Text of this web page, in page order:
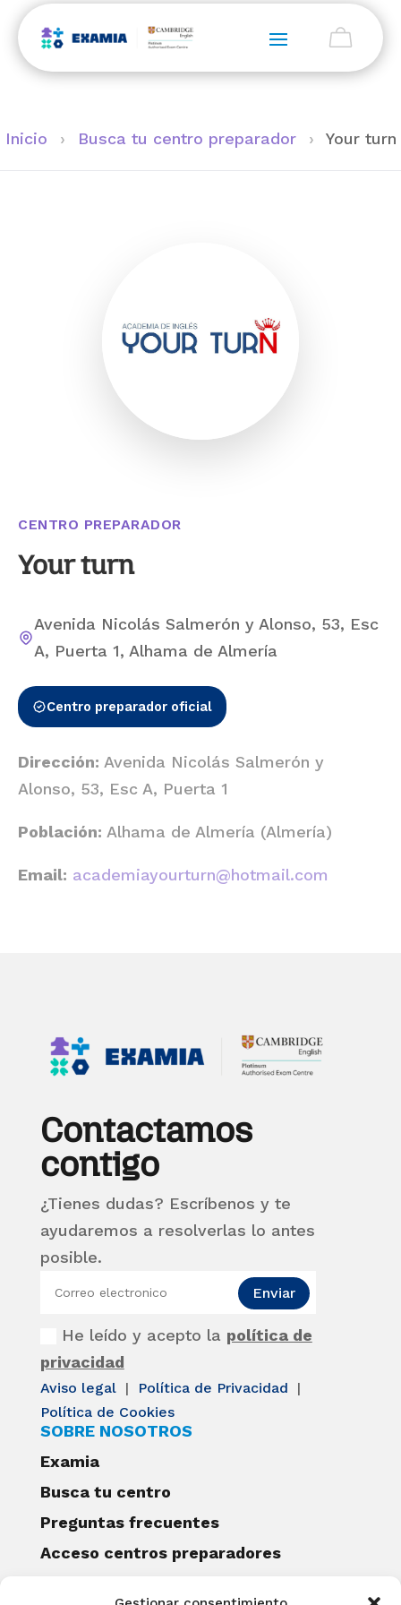
Inicio › Busca tu centro preparador › Your turn
CENTRO PREPARADOR
Your turn
Avenida Nicolás Salmerón y Alonso, 53, Esc
A, Puerta 1, Alhama de Almería
Centro preparador oficial
Dirección: Avenida Nicolás Salmerón y
Alonso, 53, Esc A, Puerta 1
Población: Alhama de Almería (Almería)
Email: academiayourturn@hotmail.com
Contactamos
contigo
¿Tienes dudas? Escríbenos y te
ayudaremos a resolverlas lo antes
posible.
He leído y acepto la política de
privacidad
Enviar
Aviso legal | Política de Privacidad
|
Política de Cookies
SOBRE NOSOTROS
Examia
Busca tu centro
Preguntas frecuentes
Acceso centros preparadores